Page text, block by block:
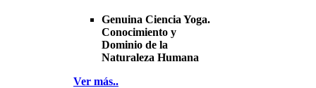
Genuina Ciencia Yoga.
Conocimiento y
Dominio de la
Naturaleza Humana
Ver más..